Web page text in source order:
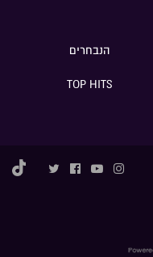
הנבחרים
TOP HITS